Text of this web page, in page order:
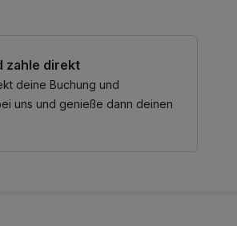
im Hallenbad
zahle direkt
deine Buchung und
uns und genieße dann deinen